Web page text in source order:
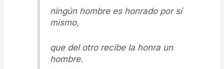
ningún hombre es honrado por sí
mismo,
que del otro recibe la honra un
hombre.